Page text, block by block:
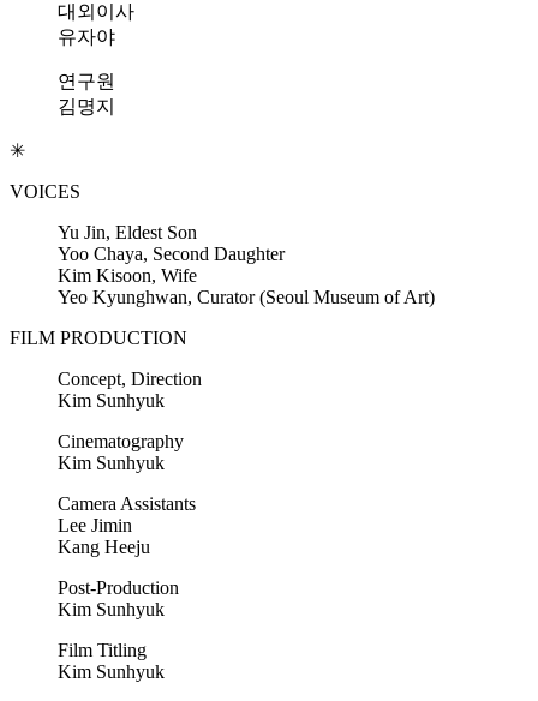
대외이사
유자야
연구원
김명지
✳︎
VOICES
Yu Jin, Eldest Son
Yoo Chaya, Second Daughter
Kim Kisoon, Wife
Yeo Kyunghwan, Curator (Seoul Museum of Art)
FILM PRODUCTION
Concept, Direction
Kim Sunhyuk
Cinematography
Kim Sunhyuk
Camera Assistants
Lee Jimin
Kang Heeju
Post-Production
Kim Sunhyuk
Film Titling
Kim Sunhyuk